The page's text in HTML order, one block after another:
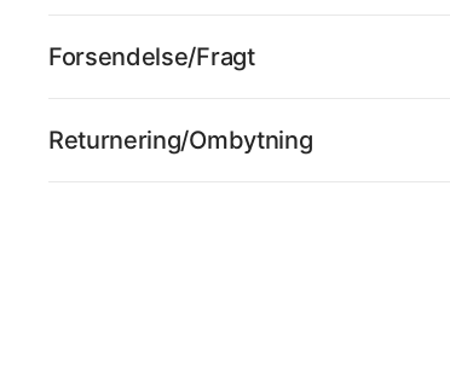
Forsendelse/Fragt
Returnering/Ombytning